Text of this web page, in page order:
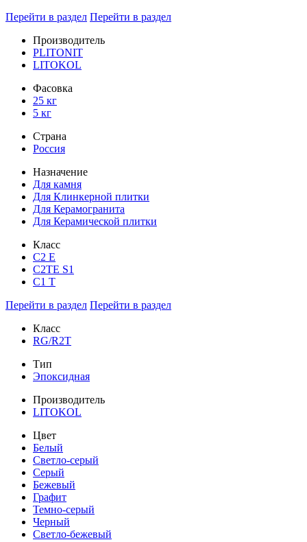
Перейти в раздел Перейти в раздел
Производитель
PLITONIT
LITOKOL
Фасовка
25 кг
5 кг
Страна
Россия
Назначение
Для камня
Для Клинкерной плитки
Для Керамогранита
Для Керамической плитки
Класс
С2 Е
C2TE S1
C1 T
Перейти в раздел Перейти в раздел
Класс
RG/R2T
Тип
Эпоксидная
Производитель
LITOKOL
Цвет
Белый
Светло-серый
Серый
Бежевый
Графит
Темно-серый
Черный
Светло-бежевый